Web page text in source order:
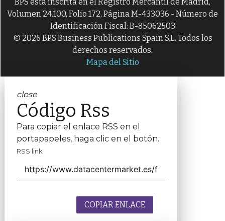
BPS está inscrita en el Registro Mercantil de Madrid,
Volumen 24.100, Folio 172, Página M-433036 - Número de
Identificación Fiscal: B-85062503
© 2026 BPS Business Publications Spain S.L. Todos los
derechos reservados.
Mapa del Sitio
close
Código Rss
Para copiar el enlace RSS en el
portapapeles, haga clic en el botón.
RSS link
COPIAR ENLACE